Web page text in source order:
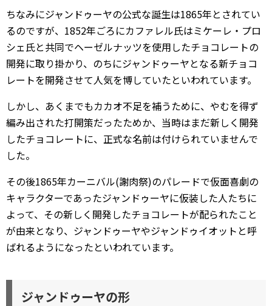
ちなみにジャンドゥーヤの公式な誕生は1865年とされてい
るのですが、1852年ごろにカファレル氏はミケーレ・プロ
シェ氏と共同でヘーゼルナッツを使用したチョコレートの
開発に取り掛かり、のちにジャンドゥーヤとなる新チョコ
レートを開発させて人気を博していたといわれています。
しかし、あくまでもカカオ不足を補うために、やむを得ず
編み出された打開策だったためか、当時はまだ新しく開発
したチョコレートに、正式な名前は付けられていませんで
した。
その後1865年カーニバル(謝肉祭)のパレードで仮面喜劇の
キャラクターであったジャンドゥーヤに仮装した人たちに
よって、その新しく開発したチョコレートが配られたこと
が由来となり、ジャンドゥーヤやジャンドゥイオットと呼
ばれるようになったといわれています。
ジャンドゥーヤの形